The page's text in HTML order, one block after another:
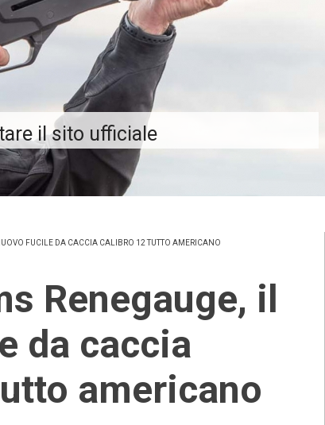
FUCILE DA CACCIA CALIBRO 12 TUTTO AMERICANO
da caccia
americano